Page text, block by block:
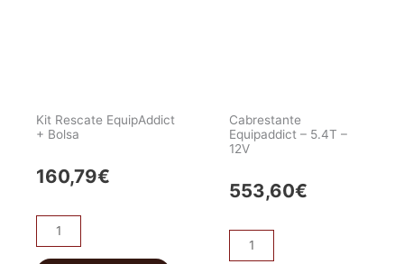
Kit Rescate EquipAddict
+ Bolsa
160,79€
Rescate
Cabrestante
Equipaddict – 5.4T –
12V
553,60€
Cabrestante